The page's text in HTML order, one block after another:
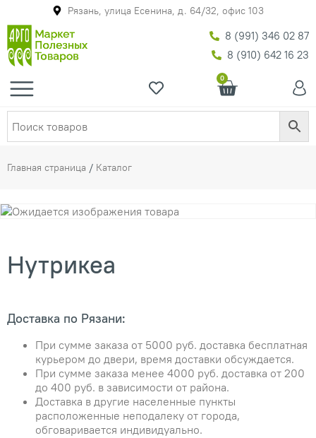
Рязань, улица Есенина, д. 64/32, офис 103
8 (991) 346 02 87
8 (910) 642 16 23
0
Главная страница / Каталог
Нутрикеа
Доставка по Рязани:
При сумме заказа от 5000 руб. доставка бесплатная
курьером до двери, время доставки обсуждается.
При сумме заказа менее 4000 руб. доставка от 200
до 400 руб. в зависимости от района.
Доставка в другие населенные пункты
расположенные неподалеку от города,
обговаривается индивидуально.